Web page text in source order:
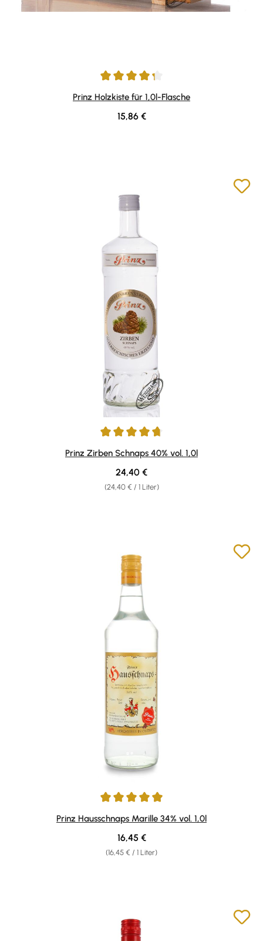
Durchschnittliche Bewertung von 4.35 von 5 Sternen
Prinz Holzkiste für 1,0l-Flasche
Regulärer Preis:
15,86 €
Durchschnittliche Bewertung von 4.78 von 5 Sternen
Prinz Zirben Schnaps 40% vol. 1,0l
(24,40 € / 1 Liter)
Regulärer Preis:
24,40 €
Durchschnittliche Bewertung von 4.92 von 5 Sternen
Prinz Hausschnaps Marille 34% vol. 1,0l
(16,45 € / 1 Liter)
Regulärer Preis:
16,45 €